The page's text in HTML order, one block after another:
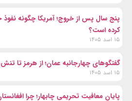
پنج سال پس از خروج؛ آمریکا چگونه نفوذ
کرده است؟
۱۵ اسد ۱۴۰۵
گفتگوهای چهارجانبه عمان؛ از هرمز تا
۱۵ اسد ۱۴۰۵
پایان معافیت تحریمی‌ چابهار؛ چرا